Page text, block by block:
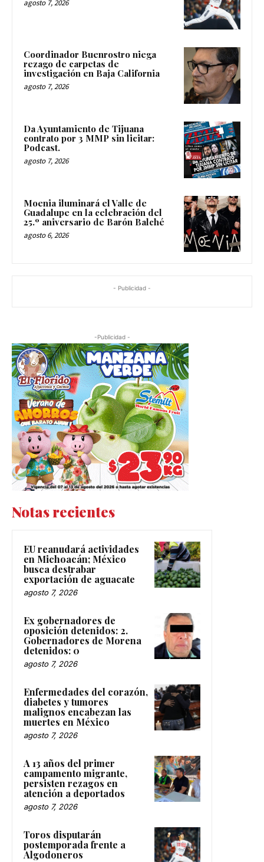
agosto 7, 2026
Coordinador Buenrostro niega
rezago de carpetas de
investigación en Baja California
agosto 7, 2026
Da Ayuntamiento de Tijuana
contrato por 3 MMP sin licitar:
Podcast.
agosto 7, 2026
Moenia iluminará el Valle de
Guadalupe en la celebración del
25.º aniversario de Barón Balché
agosto 6, 2026
- Publicidad -
-Publicidad -
Notas recientes
EU reanudará actividades
en Michoacán; México
busca destrabar
exportación de aguacate
agosto 7, 2026
Ex gobernadores de
oposición detenidos: 2.
Gobernadores de Morena
detenidos: 0
agosto 7, 2026
Enfermedades del corazón,
diabetes y tumores
malignos encabezan las
muertes en México
agosto 7, 2026
A 13 años del primer
campamento migrante,
persisten rezagos en
atención a deportados
agosto 7, 2026
Toros disputarán
postemporada frente a
Algodoneros